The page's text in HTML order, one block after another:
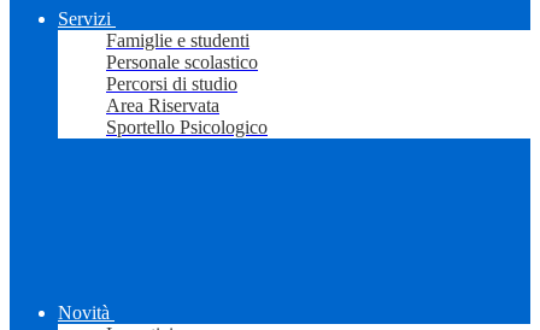
Servizi
Famiglie e studenti
Personale scolastico
Percorsi di studio
Area Riservata
Sportello Psicologico
Novità